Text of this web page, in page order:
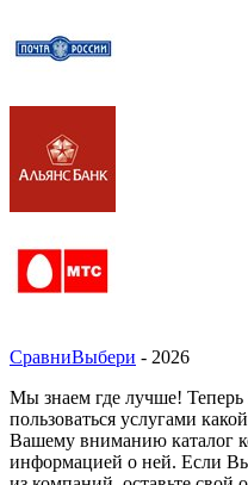
СравниВыбери - 2026
Мы знаем где лучше!
пользоваться услугами
Вашему вниманию каталог
информацией о ней. Если